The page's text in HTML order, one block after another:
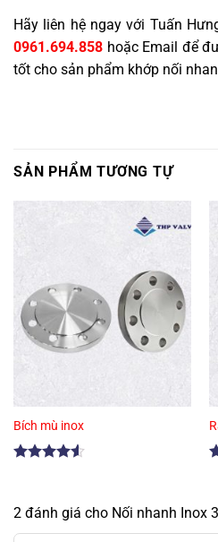
Hãy liên hệ ngay với Tuấn
0961.694.858 hoặc Email để
tốt cho sản phẩm khớp nối
SẢN PHẨM TƯƠNG TỰ
Bích mù inox
2 đánh giá cho Nối nhanh Inox